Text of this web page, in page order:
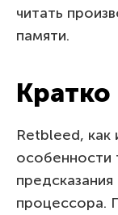
читать
памяти.
Кратко
Retbleed, как
особенности
процессора.